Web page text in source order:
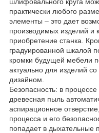
практически любого
элементы – это дает
производимых изделий и
приобретение станка.
градуированной шкалой
кромки будущей мебели
актуально для изделий
дизайном.
Безопасность: в
древесная пыль
аспирационное
процесса и его
попадает в дыхательные